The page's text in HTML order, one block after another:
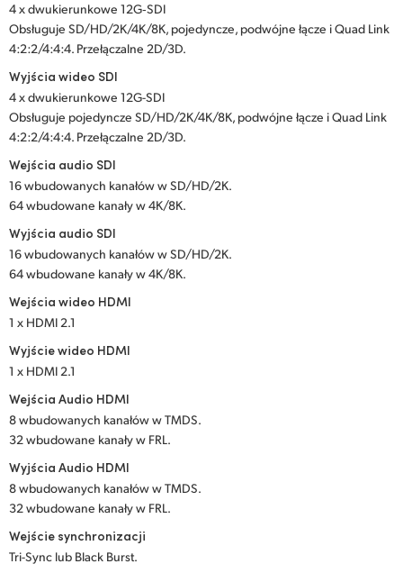
Sweden
Chinese Taipei
UAE
Ukraine
United States
4 x dwukierunkowe 12G‑SDI
Obsługuje SD/HD/2K/4K/8K, pojedyncze, podwójne łącze i Quad Link
4:2:2/4:4:4. Przełączalne 2D/3D.
Wyjścia wideo SDI
4 x dwukierunkowe 12G-SDI
Obsługuje pojedyncze SD/HD/2K/4K/8K, podwójne łącze i Quad Link
4:2:2/4:4:4. Przełączalne 2D/3D.
Wejścia audio SDI
16 wbudowanych kanałów w SD/HD/2K.
64 wbudowane kanały w 4K/8K.
Wyjścia audio SDI
16 wbudowanych kanałów w SD/HD/2K.
64 wbudowane kanały w 4K/8K.
Wejścia wideo HDMI
1 x HDMI 2.1
Wyjście wideo HDMI
1 x HDMI 2.1
Wejścia Audio HDMI
8 wbudowanych kanałów w TMDS.
32 wbudowane kanały w FRL.
Wyjścia Audio HDMI
8 wbudowanych kanałów w TMDS.
32 wbudowane kanały w FRL.
Wejście synchronizacji
Tri-Sync lub Black Burst.